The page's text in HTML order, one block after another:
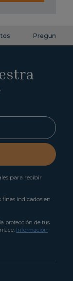
Preguntas
para recibir
indicados en
protección de tus
Información